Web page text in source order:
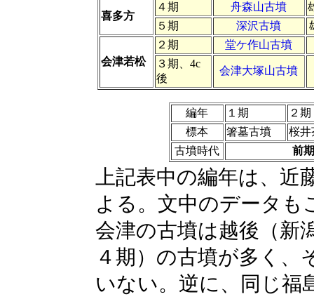
喜多方
４期 舟森山古墳
５期
深沢古墳
会津若松
２期
堂ケ作山古墳
３期、4c
後
会津大塚山古墳
編年 １期
２期
標本
箸墓古墳
桜井
古墳時代
前
上記表中の編年は、
よる。文中のデータも
会津の古墳は越後（新
４期）の古墳が多く、
いない。逆に、同じ福